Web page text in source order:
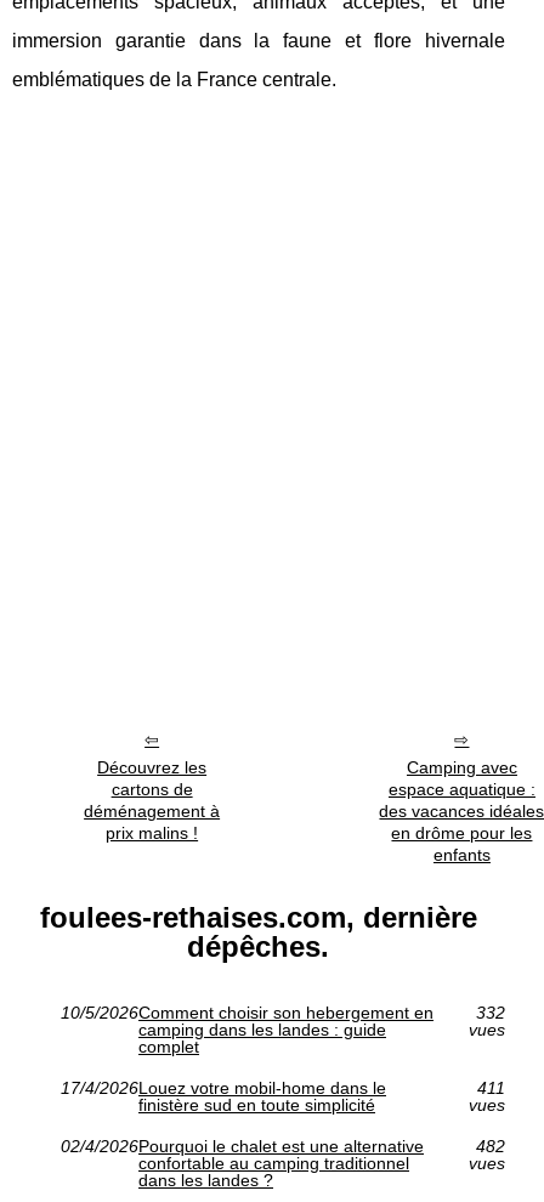
immersion garantie dans la faune et flore hivernale
emblématiques de la France centrale.
Découvrez les
cartons de
déménagement à
prix malins !
Camping avec
espace aquatique :
des vacances idéales
en drôme pour les
enfants
foulees-rethaises.com, dernière
dépêches.
10/5/2026Comment choisir son hebergement en
camping dans les landes : guide
complet
332
vues
17/4/2026Louez votre mobil-home dans le
finistère sud en toute simplicité
411
vues
02/4/2026Pourquoi le chalet est une alternative
confortable au camping traditionnel
dans les landes ?
482
vues